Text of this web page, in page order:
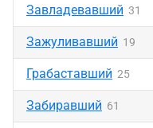
Завладевавший 31
Зажуливавший 19
Грабаставший 25
Забиравший 61